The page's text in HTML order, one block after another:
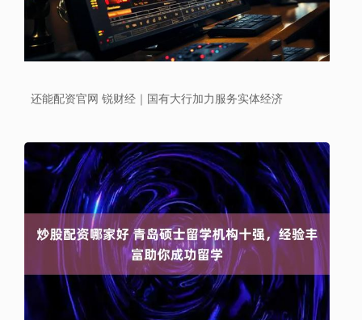
还能配资官网 锐财经｜国有大行加力服务实体经济